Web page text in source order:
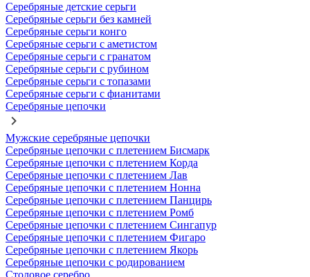
Серебряные детские серьги
Серебряные серьги без камней
Серебряные серьги конго
Серебряные серьги с аметистом
Серебряные серьги с гранатом
Серебряные серьги с рубином
Серебряные серьги с топазами
Серебряные серьги с фианитами
Серебряные цепочки
Мужские серебряные цепочки
Серебряные цепочки с плетением Бисмарк
Серебряные цепочки с плетением Корда
Серебряные цепочки с плетением Лав
Серебряные цепочки с плетением Нонна
Серебряные цепочки с плетением Панцирь
Серебряные цепочки с плетением Ромб
Серебряные цепочки с плетением Сингапур
Серебряные цепочки с плетением Фигаро
Серебряные цепочки с плетением Якорь
Серебряные цепочки с родированием
Столовое серебро